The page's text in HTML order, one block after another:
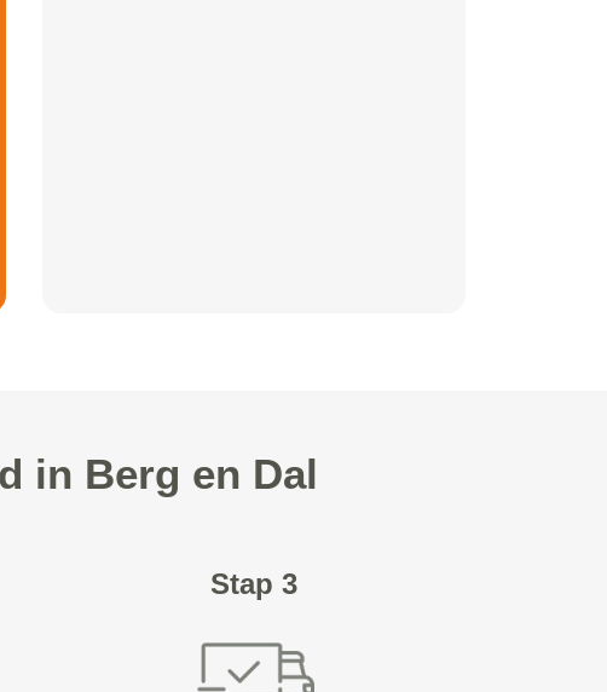
in Berg en Dal
Stap 3